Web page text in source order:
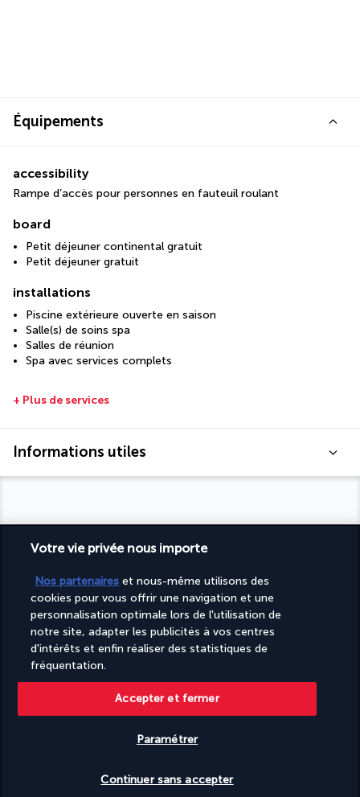
Équipements
accessibility
Rampe d’accès pour personnes en fauteuil roulant
board
Petit déjeuner continental gratuit
Petit déjeuner gratuit
installations
Piscine extérieure ouverte en saison
Salle(s) de soins spa
Salles de réunion
Spa avec services complets
+ Plus de services
Informations utiles
Turkish Airlines Holidays
Noté4,2/ 5
Basé sur 951 avis
Nos experts à votre écoute
(+32) 28080226
Votre vie privée nous importe
Nos partenaires et nous-même utilisons des
cookies pour vous offrir une navigation et une
personnalisation optimale lors de l'utilisation de
notre site, adapter les publicités à vos centres
d'intérêts et enfin réaliser des statistiques de
fréquentation.
Paramétrer
Continuer sans accepter
Accepter et fermer